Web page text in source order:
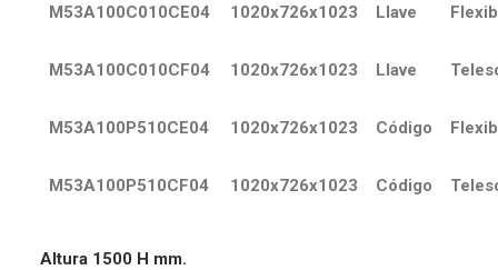
M53A100C010CE04 1020x726x1023 Llave
M53A100C010CF04 1020x726x1023 Llave
M53A100P510CE04 1020x726x1023 Código
M53A100P510CF04 1020x726x1023 Código
Altura 1500 H mm.